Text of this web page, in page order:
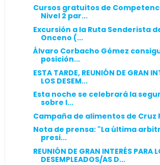
Cursos gratuitos de
Nivel 2 par...
Excursión a la Ruta Senderista
Onceno (...
Álvaro Corbacho Gómez
posición...
ESTA TARDE, REUNIÓN DE GRAN
LOS DESEM...
Esta noche se celebrará la
sobre l...
Campaña de alimentos de Cruz
Nota de prensa: "La última
presi...
REUNIÓN DE GRAN INTERÉS PARA
DESEMPLEADOS/AS D...